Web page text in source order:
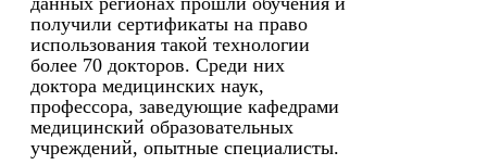
получили сертификаты на право
использования такой технологии
более 70 докторов. Среди них
доктора медицинских наук,
профессора, заведующие кафедрами
медицинский образовательных
учреждений, опытные специалисты.